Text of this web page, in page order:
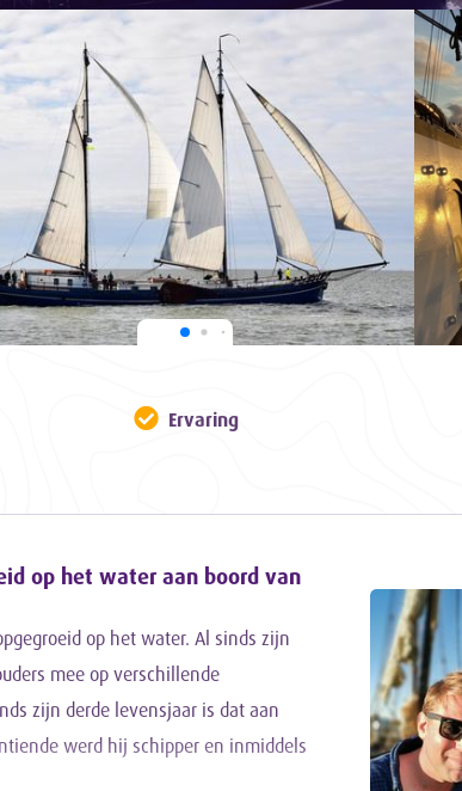
Ervaring
op het water aan boord van
op het water. Al sinds zijn
mee op verschillende
zijn derde levensjaar is dat aan
werd hij schipper en inmiddels